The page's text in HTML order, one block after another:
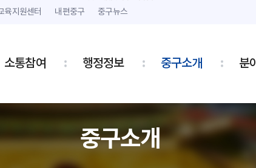
육지원센터 내편중구 중구뉴스
소통참여 행정정보 중구소개 분
중구소개